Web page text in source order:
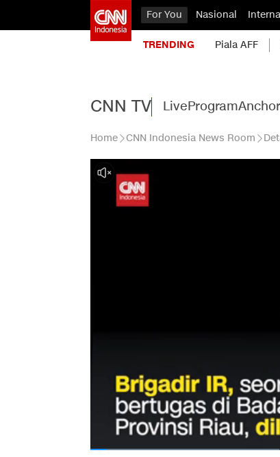
For You Nasional
TRENDING Piala AFF
CNN TV LiveProgramAnchor
Home CNN Indonesia News Room